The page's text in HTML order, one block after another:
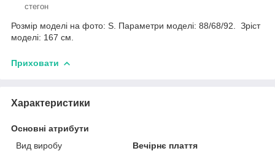
стегон
Розмір моделі на фото: S. Параметри моделі: 88/68/92. Зріст
моделі: 167 см.
Приховати
Характеристики
Основні атрибути
Вид виробу
Вечірнє плаття